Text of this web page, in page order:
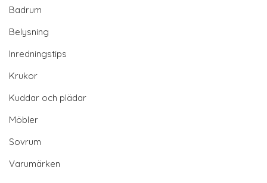
Badrum
Belysning
Inredningstips
Krukor
Kuddar och plädar
Möbler
Sovrum
Varumärken